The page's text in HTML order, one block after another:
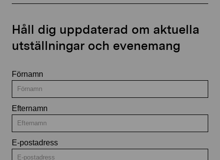
Håll dig uppdaterad om aktuella
utställningar och evenemang
Förnamn
Efternamn
E-postadress